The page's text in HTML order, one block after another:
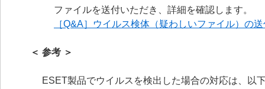
ファイルを送付いただき、詳細を確認します。
［Q&A］ウイルス検体（疑わしいファイル）の
＜ 参考 ＞
ESET製品でウイルスを検出した場合の対応は、以